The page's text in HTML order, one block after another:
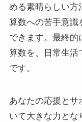
める素晴らしい方
算数への苦手意識
できます。最終的
算数を、日常生活
です。
あなたの応援とサ
いて大きな力とな